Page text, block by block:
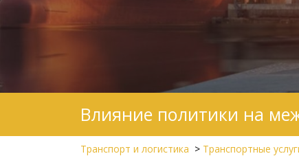
Влияние политики на
Транспорт и логистика > Транспортные